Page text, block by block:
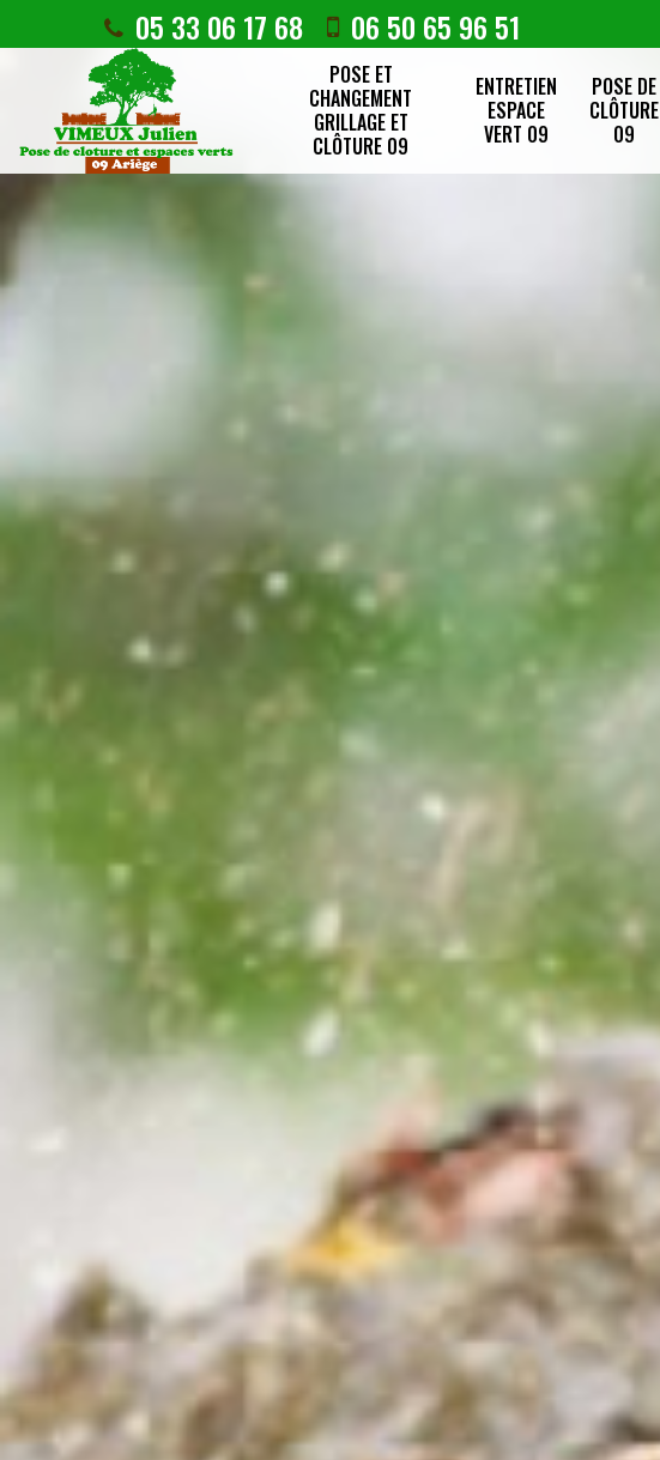
05 33 06 17 68 06 50 65 96 51
POSE ET
CHANGEMENT
GRILLAGE ET
CLÔTURE 09
ENTRETIEN
ESPACE
VERT 09
POSE DE
CLÔTURE
09